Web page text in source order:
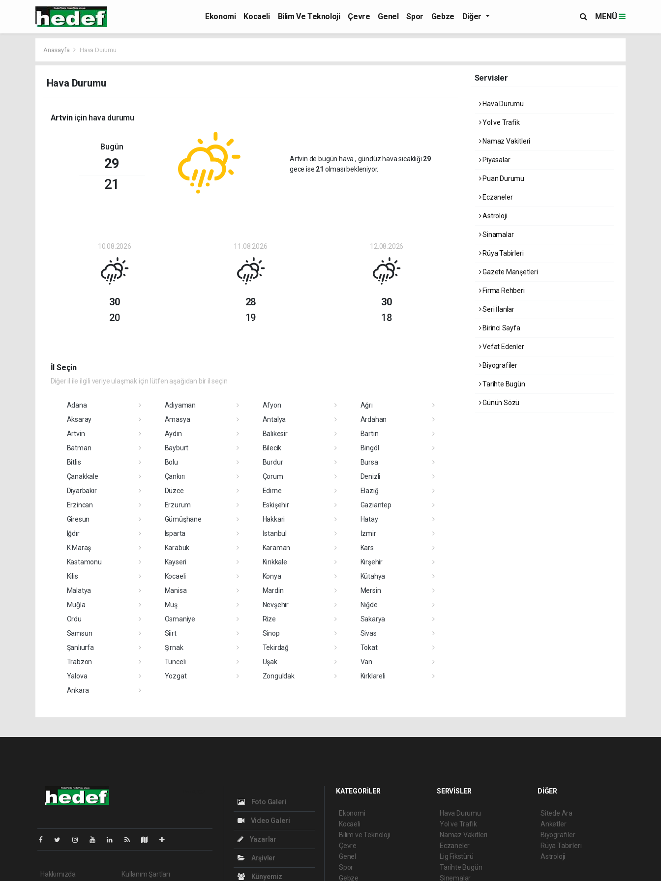
Ekonomi Kocaeli Bilim Ve Teknoloji Çevre Genel Spor Gebze Diğer MENÜ
Anasayfa Hava Durumu
Hava Durumu
Artviniçin hava durumu
Bugün
29
21
Artvin de bugün hava , gündüz hava sıcaklığı 29
gece ise 21 olması bekleniyor.
10.08.2026
30
20
11.08.2026
28
19
12.08.2026
30
18
İl Seçin
Diğer il ile ilgili veriye ulaşmak için lütfen aşağıdan bir il seçin
Adana Adıyaman Afyon
Ağrı
Aksaray
Amasya Antalya
Ardahan
Artvin
Aydın Balıkesir
Bartın
Batman
Bayburt Bilecik
Bingöl
Bitlis
Bolu Burdur
Bursa
Çanakkale
Çankırı Çorum
Denizli
Diyarbakır
Düzce Edirne
Elazığ
Erzincan
Erzurum Eskişehir
Gaziantep
Giresun
Gümüşhane Hakkari
Hatay
Iğdır
Isparta İstanbul
İzmir
K.Maraş
Karabük Karaman
Kars
Kastamonu
Kayseri Kırıkkale
Kırşehir
Kilis
Kocaeli Konya
Kütahya
Malatya
Manisa Mardin
Mersin
Muğla
Muş Nevşehir
Niğde
Ordu
Osmaniye Rize
Sakarya
Samsun
Siirt Sinop
Sivas
Şanlıurfa
Şırnak Tekirdağ
Tokat
Trabzon
Tunceli Uşak
Van
Yalova
Yozgat Zonguldak
Kırklareli
Ankara
Servisler
Hava Durumu
Yol ve Trafik
Namaz Vakitleri
Piyasalar
Puan Durumu
Eczaneler
Astroloji
Sinamalar
Rüya Tabirleri
Gazete Manşetleri
Firma Rehberi
Seri İlanlar
Birinci Sayfa
Vefat Edenler
Biyografiler
Tarihte Bugün
Günün Sözü
Hakkımızda Kullanım Şartları
Foto Galeri
Video Galeri
Yazarlar
Arşivler
Künyemiz
KATEGORİLER
Ekonomi
Kocaeli
Bilim ve Teknoloji
Çevre
Genel
Spor
Gebze
SERVİSLER
Hava Durumu
Yol ve Trafik
Namaz Vakitleri
Eczaneler
Lig Fikstürü
Tarihte Bugün
Sinemalar
DİĞER
Sitede Ara
Anketler
Biyografiler
Rüya Tabirleri
Astroloji